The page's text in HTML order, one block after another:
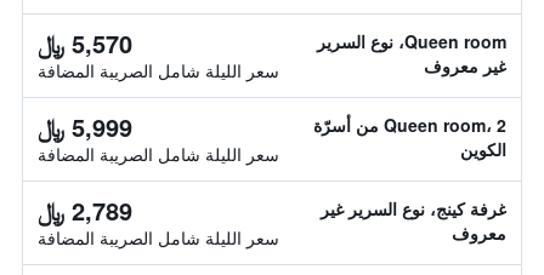
Queen room، نوع السرير
غير معروف
5,570 ﷼
سعر الليلة شامل الصريبة المضافة
Queen room، 2 من أسرّة
الكوين
5,999 ﷼
سعر الليلة شامل الصريبة المضافة
غرفة كينج، نوع السرير غير
معروف
2,789 ﷼
سعر الليلة شامل الصريبة المضافة